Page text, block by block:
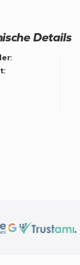
Details